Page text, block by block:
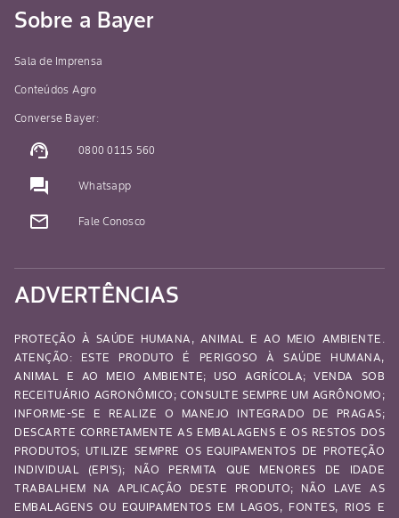
Sobre a Bayer
Sala de Imprensa
Conteúdos Agro
Converse Bayer:
support_agent 0800 0115 560
question_answer Whatsapp
mail_outline Fale Conosco
ADVERTÊNCIAS
PROTEÇÃO À SAÚDE HUMANA, ANIMAL E AO MEIO AMBIENTE.
ATENÇÃO: ESTE PRODUTO É PERIGOSO À SAÚDE HUMANA,
ANIMAL E AO MEIO AMBIENTE; USO AGRÍCOLA; VENDA SOB
RECEITUÁRIO AGRONÔMICO; CONSULTE SEMPRE UM AGRÔNOMO;
INFORME-SE E REALIZE O MANEJO INTEGRADO DE PRAGAS;
DESCARTE CORRETAMENTE AS EMBALAGENS E OS RESTOS DOS
PRODUTOS; UTILIZE SEMPRE OS EQUIPAMENTOS DE PROTEÇÃO
INDIVIDUAL (EPI’S); NÃO PERMITA QUE MENORES DE IDADE
TRABALHEM NA APLICAÇÃO DESTE PRODUTO; NÃO LAVE AS
EMBALAGENS OU EQUIPAMENTOS EM LAGOS, FONTES, RIOS E